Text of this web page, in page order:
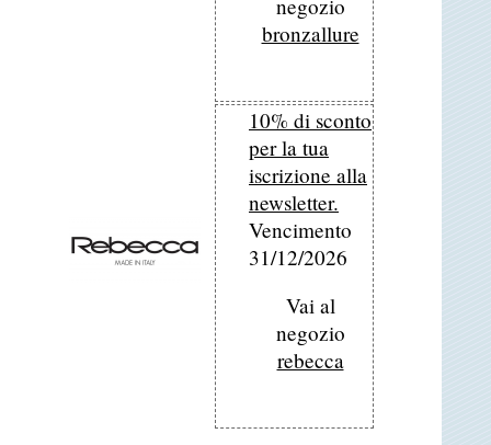
negozio
bronzallure
10% di sconto
per la tua
iscrizione alla
newsletter.
Vencimento
31/12/2026
Vai al
negozio
rebecca